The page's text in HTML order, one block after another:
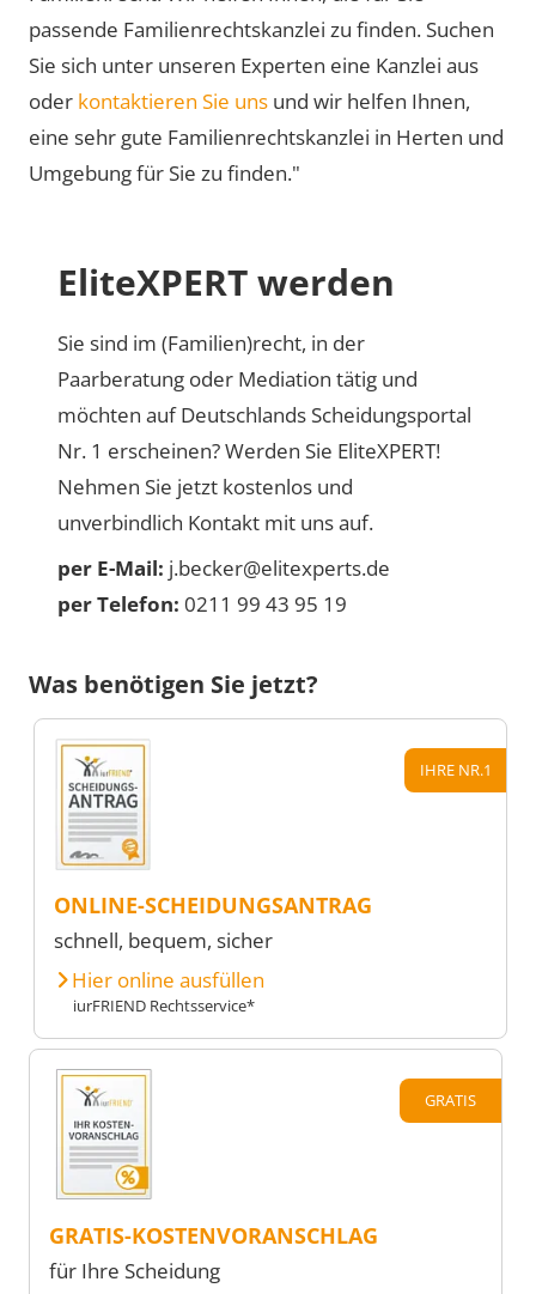
passende Familienrechtskanzlei zu finden. Suchen
Sie sich unter unseren Experten eine Kanzlei aus
oder kontaktieren Sie uns und wir helfen Ihnen,
eine sehr gute Familienrechtskanzlei in Herten und
Umgebung für Sie zu finden."
EliteXPERT werden
Sie sind im (Familien)recht, in der
Paarberatung oder Mediation tätig und
möchten auf Deutschlands Scheidungsportal
Nr. 1 erscheinen? Werden Sie EliteXPERT!
Nehmen Sie jetzt kostenlos und
unverbindlich Kontakt mit uns auf.
per E-Mail: j.becker@elitexperts.de
per Telefon: 0211 99 43 95 19
Was benötigen Sie jetzt?
IHRE NR.1
ONLINE-SCHEIDUNGSANTRAG
schnell, bequem, sicher
Hier online ausfüllen
iurFRIEND Rechtsservice*
GRATIS
GRATIS-KOSTENVORANSCHLAG
für Ihre Scheidung